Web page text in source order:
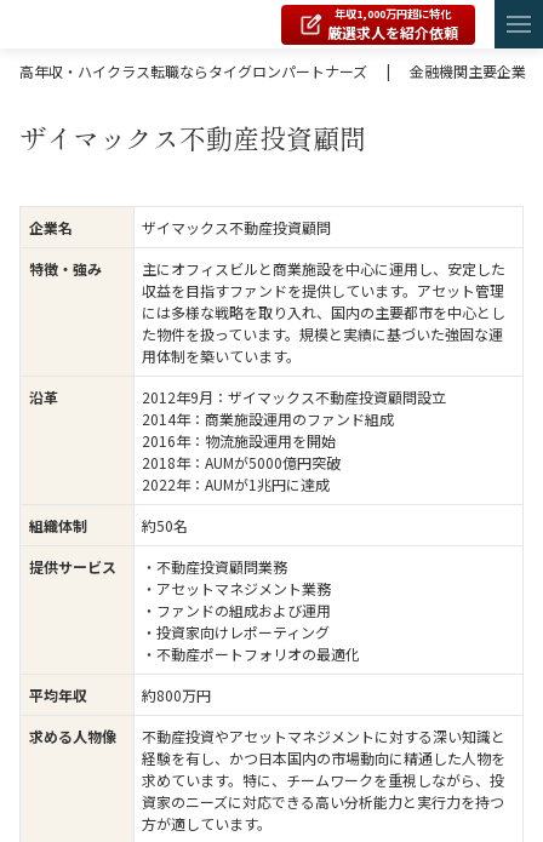
年収1,000万円超に特化
厳選求人を紹介依頼
高年収・ハイクラス転職ならタイグロンパートナーズ
| 金融機関主要企業
ザイマックス不動産投資顧問
企業名 ザイマックス不動産投資顧問
特徴・強み
主にオフィスビルと商業施設を中心に運用し、安定した
収益を目指すファンドを提供しています。アセット管理
には多様な戦略を取り入れ、国内の主要都市を中心とし
た物件を扱っています。規模と実績に基づいた強固な運
用体制を築いています。
沿革
2012年9月：ザイマックス不動産投資顧問設立
2014年：商業施設運用のファンド組成
2016年：物流施設運用を開始
2018年：AUMが5000億円突破
2022年：AUMが1兆円に達成
組織体制 約50名
提供サービス
・不動産投資顧問業務
・アセットマネジメント業務
・ファンドの組成および運用
・投資家向けレポーティング
・不動産ポートフォリオの最適化
平均年収 約800万円
求める人物像
不動産投資やアセットマネジメントに対する深い知識と
経験を有し、かつ日本国内の市場動向に精通した人物を
求めています。特に、チームワークを重視しながら、投
資家のニーズに対応できる高い分析能力と実行力を持つ
方が適しています。